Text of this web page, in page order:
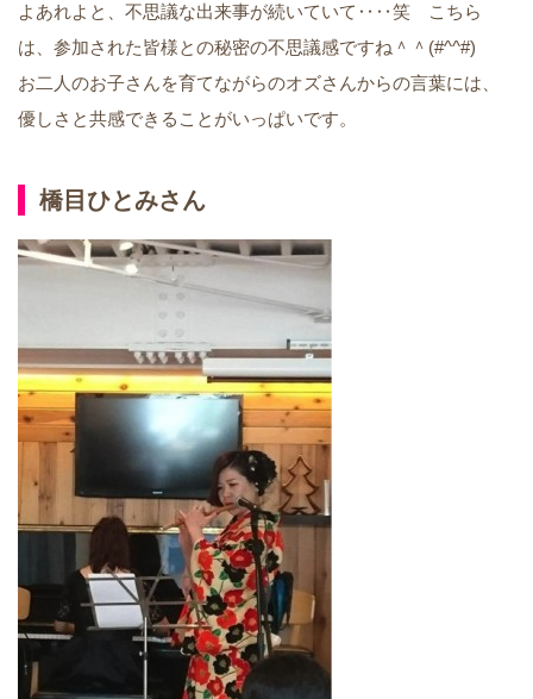
よあれよと、不思議な出来事が続いていて‥‥笑 こちら
は、参加された皆様との秘密の不思議感ですね＾＾(#^^#)
お二人のお子さんを育てながらのオズさんからの言葉には、
優しさと共感できることがいっぱいです。
橋目ひとみさん